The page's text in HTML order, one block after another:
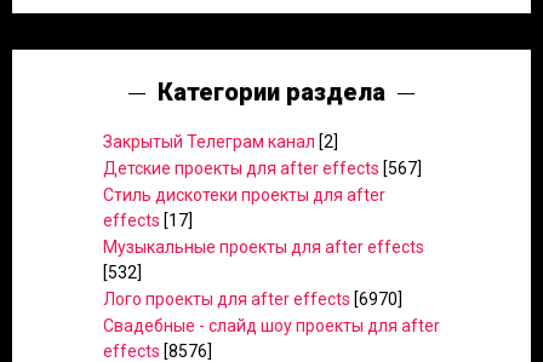
Категории раздела
Закрытый Телеграм канал [2]
Детские проекты для after effects [567]
Стиль дискотеки проекты для after
effects [17]
Музыкальные проекты для after effects
[532]
Лого проекты для after effects [6970]
Свадебные - слайд шоу проекты для after
effects [8576]